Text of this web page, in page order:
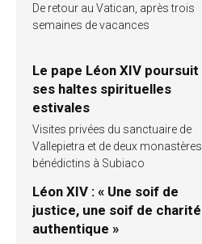
De retour au Vatican, après trois
semaines de vacances
Le pape Léon XIV poursuit
ses haltes spirituelles
estivales
Visites privées du sanctuaire de
Vallepietra et de deux monastères
bénédictins à Subiaco
Léon XIV : « Une soif de
justice, une soif de charité
authentique »